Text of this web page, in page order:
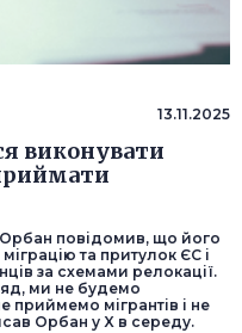
13.11.2025
виконувати
повідомив, що його
та притулок ЄС і
за схемами релокації.
ми не будемо
приймемо мігрантів і не
Орбан у X в середу.